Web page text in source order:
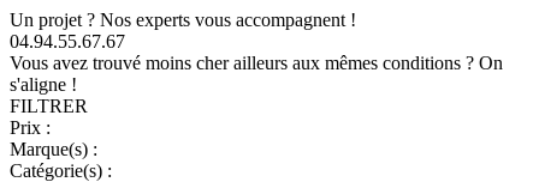
Un projet ? Nos experts vous accompagnent !
04.94.55.67.67
Vous avez trouvé moins cher ailleurs aux mêmes conditions ? On
s'aligne !
FILTRER
Prix :
Marque(s) :
Catégorie(s) :